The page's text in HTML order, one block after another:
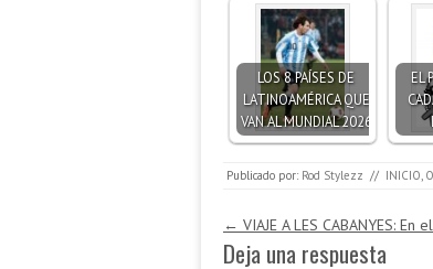
LOS 8 PAÍSES DE
LATINOAMÉRICA QUE
VAN AL MUNDIAL 2026
EL
Publicado por: Rod Stylezz // INICIO
Navegación de entradas
← VIAJE A LES CABANYES: En
Deja una respuesta